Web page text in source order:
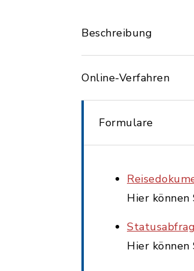
Beschreibung
Online-Verfahren
Formulare
Hier
Hier